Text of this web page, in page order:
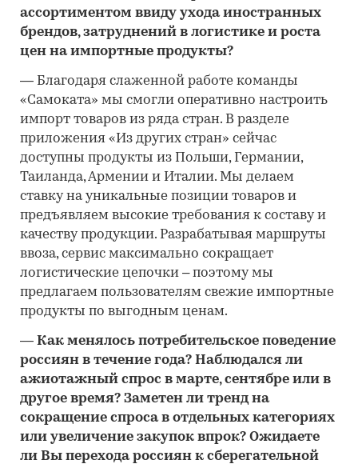
ассортиментом ввиду ухода иностранных
брендов, затруднений в логистике и роста
цен на импортные продукты?
― Благодаря слаженной работе команды
«Самоката» мы смогли оперативно настроить
импорт товаров из ряда стран. В разделе
приложения «Из других стран» сейчас
доступны продукты из Польши, Германии,
Таиланда, Армении и Италии. Мы делаем
ставку на уникальные позиции товаров и
предъявляем высокие требования к составу и
качеству продукции. Разрабатывая маршруты
ввоза, сервис максимально сокращает
логистические цепочки – поэтому мы
предлагаем пользователям свежие импортные
продукты по выгодным ценам.
― Как менялось потребительское поведение
россиян в течение года? Наблюдался ли
ажиотажный спрос в марте, сентябре или в
другое время? Заметен ли тренд на
сокращение спроса в отдельных категориях
или увеличение закупок впрок? Ожидаете
ли Вы перехода россиян к сберегательной